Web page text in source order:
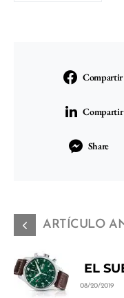
Compartir
Compartir
Share
ARTÍCULO
EL
08/20/2019